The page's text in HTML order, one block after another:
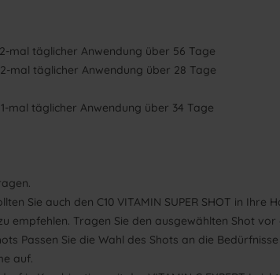
mal täglicher Anwendung über 56 Tage
mal täglicher Anwendung über 28 Tage
mal täglicher Anwendung über 34 Tage
Sie auch den C10 VITAMIN SUPER SHOT in
empfehlen. Tragen Sie den ausgewählten Shot
Passen Sie die Wahl des Shots an die
auf.